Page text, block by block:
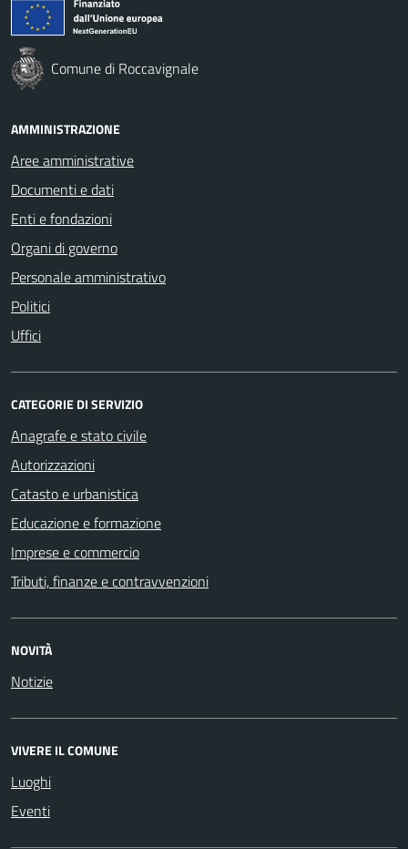
Comune di Roccavignale
AMMINISTRAZIONE
Aree amministrative
Documenti e dati
Enti e fondazioni
Organi di governo
Personale amministrativo
Politici
Uffici
CATEGORIE DI SERVIZIO
Anagrafe e stato civile
Autorizzazioni
Catasto e urbanistica
Educazione e formazione
Imprese e commercio
Tributi, finanze e contravvenzioni
NOVITÀ
Notizie
VIVERE IL COMUNE
Luoghi
Eventi